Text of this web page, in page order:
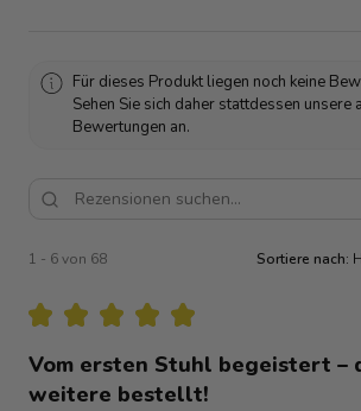
Für dieses Produkt liegen noch keine
Sehen Sie sich daher stattdessen unsere
Bewertungen an.
1 - 6 von 68 Sortiere nach:
★ ★ ★ ★ ★
Vom ersten Stuhl begeistert –
weitere bestellt!